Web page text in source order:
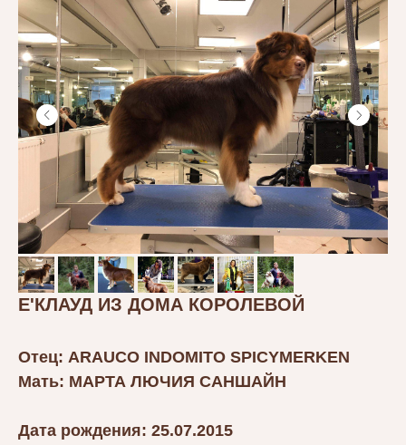
Е'КЛАУД ИЗ ДОМА КОРОЛЕВОЙ
Отец: ARAUCO INDOMITO SPICYMERKEN
Мать: МАРТА ЛЮЧИЯ САНШАЙН
Дата рождения: 25.07.2015